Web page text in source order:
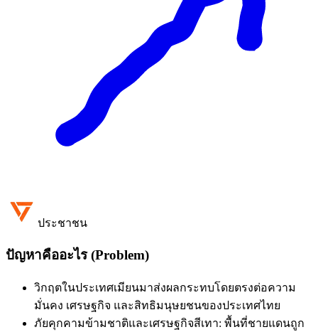
ประชาชน
ปัญหาคืออะไร (Problem)
วิกฤตในประเทศเมียนมาส่งผลกระทบโดยตรงต่อความ
มั่นคง เศรษฐกิจ และสิทธิมนุษยชนของประเทศไทย
ภัยคุกคามข้ามชาติและเศรษฐกิจสีเทา: พื้นที่ชายแดนถูก